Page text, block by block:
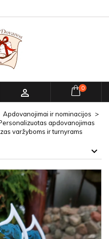
 0
Apdovanojimai ir nominacijos
apdovanojimas
varžyboms ir turnyrams